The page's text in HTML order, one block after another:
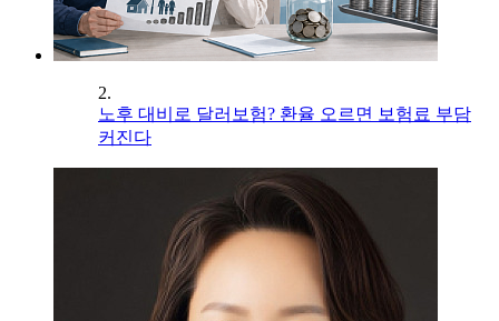
2.
노후 대비로 달러보험? 환율 오르면 보험료 부담
커진다